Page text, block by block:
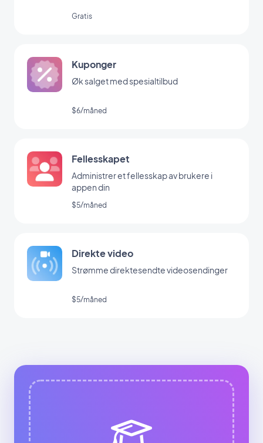
Gratis
Kuponger
Øk salget med spesialtilbud
$6/måned
Fellesskapet
Administrer et fellesskap av brukere i
appen din
$5/måned
Direkte video
Strømme direktesendte videosendinger
$5/måned